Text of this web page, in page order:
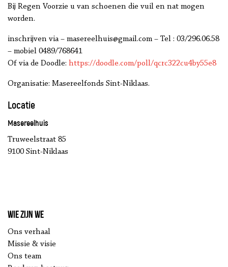
Bij Regen Voorzie u van schoenen die vuil en nat mogen
worden.
inschrijven via – masereelhuis@gmail.com – Tel : 03/296.06.58
– mobiel 0489/768641
Of via de Doodle: https://doodle.com/poll/qcrc322cu4by55e8
Organisatie: Masereelfonds Sint-Niklaas.
Locatie
Masereelhuis
Truweelstraat 85
9100 Sint-Niklaas
Wie zijn we
Ons verhaal
Missie & visie
Ons team